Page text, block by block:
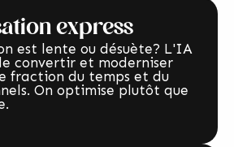
express
est lente ou désuète? L'IA
convertir et moderniser
fraction du temps et du
On optimise plutôt que